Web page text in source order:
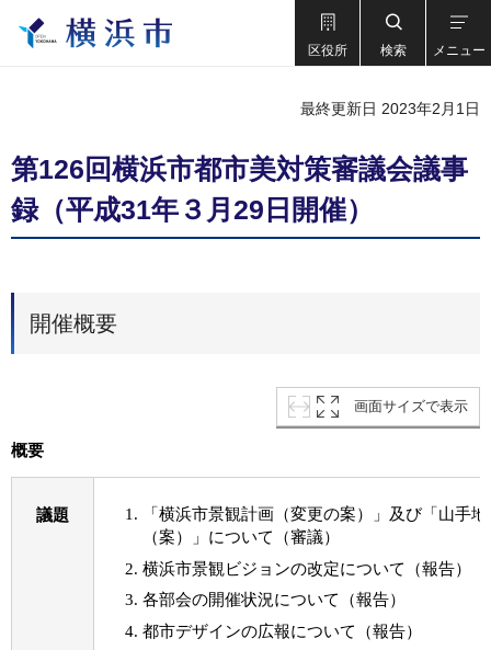
区役所 検索 メニュー
最終更新日 2023年2月1日
第126回横浜市都市美対策審議会議事
録（平成31年３月29日開催）
開催概要
画面サイズで表示
概要
議題
「横浜市景観計画（変更の案）」及び「山手
（案）」について（審議）
横浜市景観ビジョンの改定について（報告）
各部会の開催状況について（報告）
都市デザインの広報について（報告）